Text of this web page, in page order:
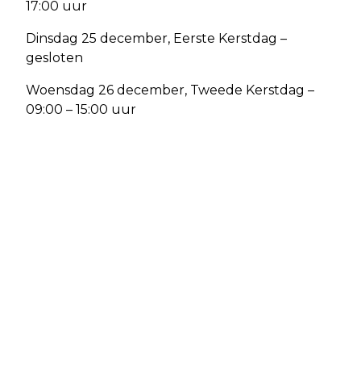
17:00 uur
Dinsdag 25 december, Eerste Kerstdag –
gesloten
Woensdag 26 december, Tweede Kerstdag –
09:00 – 15:00 uur